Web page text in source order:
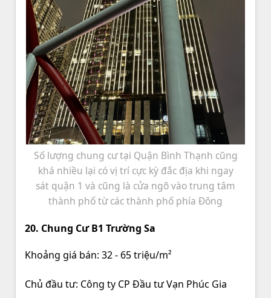
Số lượng chung cư tại Quận Bình Thạnh cũng
khá nhiều lại có vị trí cực kỳ đắc địa khi ngay
sát quận 1 và cũng là cửa ngõ vào trung tâm
thành phố từ các thành phố phía Đông
20. Chung Cư B1 Trường Sa
Khoảng giá bán: 32 - 65 triệu/m²
Chủ đầu tư: Công ty CP Đầu tư Vạn Phúc Gia